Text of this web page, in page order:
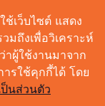
ช้เว็บไซต์ แสดง
มถึงเพื่อวิเคราะห์
าผู้ใช้งานมาจาก
รใช้คุกกี้ได้ โดย
นส่วนตัว